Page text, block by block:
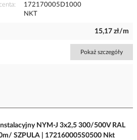
172170005D1000
NKT
15,17 zł/m
Pokaż szczegóły
NYM-J 3x2,5 300/500V RAL
SZPULA | 172160005S0500 Nkt